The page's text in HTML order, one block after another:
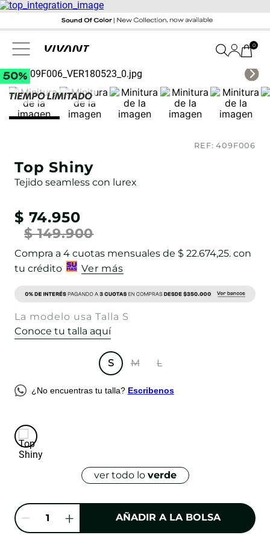
0
REF:409F006
Top Shiny
Tejido seamless con lurex
$ 74.950
$ 149.900
Compra a 4 cuotas mensuales de $ 22.674,25. con
tu crédito
Ver más
La modelo usa Talla S
Conoce tu talla aquí
S M L
¿No encuentras tu talla? Escribenos
ver todo lo verde
AÑADIR A LA BOLSA